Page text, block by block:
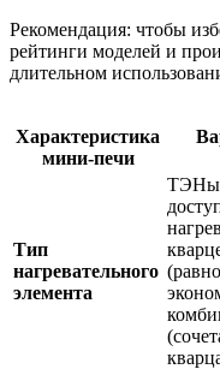
Рекомендация: чтобы
рейтинги моделей и
длительном
Характеристика
мини-печи
Тип
нагревательного
элемента
ТЭНы